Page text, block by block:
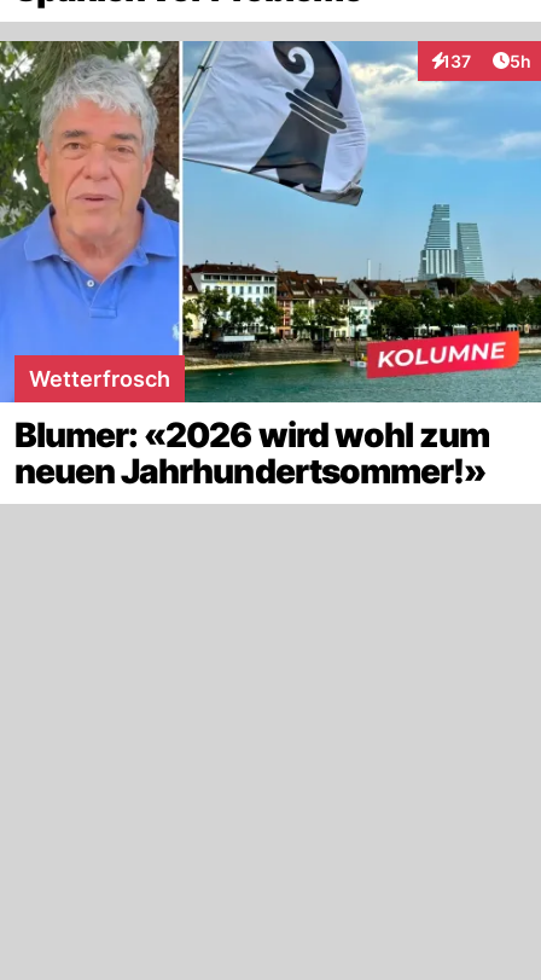
137
Interaktionen
5h
Wetterfrosch
Blumer: «2026 wird wohl zum
neuen Jahrhundertsommer!»